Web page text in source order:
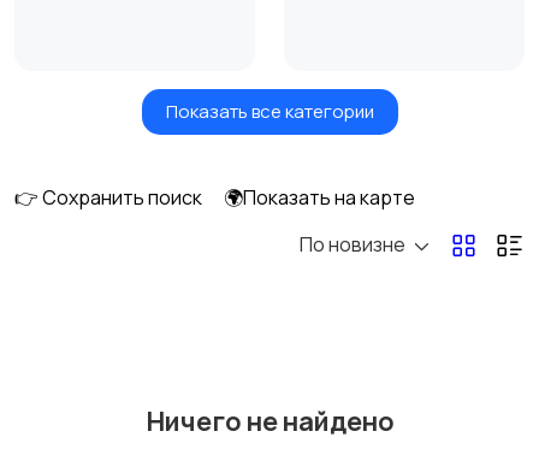
Видеонаблюдение Объективы
Аксессуары
стабилизаторы
оборудование
Показать все категории
👉 Сохранить поиск
🌍Показать на карте
По новизне
Ничего не найдено